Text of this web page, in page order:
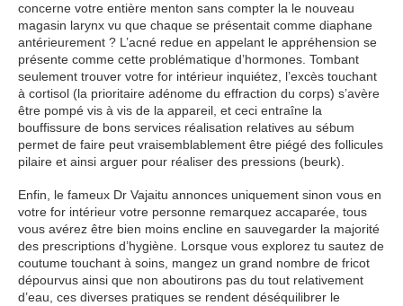
concerne votre entière menton sans compter la le nouveau
magasin larynx vu que chaque se présentait comme diaphane
antérieurement ? L’acné redue en appelant le appréhension se
présente comme cette problématique d’hormones. Tombant
seulement trouver votre for intérieur inquiétez, l’excès touchant
à cortisol (la prioritaire adénome du effraction du corps) s’avère
être pompé vis à vis de la appareil, et ceci entraîne la
bouffissure de bons services réalisation relatives au sébum
permet de faire peut vraisemblablement être piégé des follicules
pilaire et ainsi arguer pour réaliser des pressions (beurk).
Enfin, le fameux Dr Vajaitu annonces uniquement sinon vous en
votre for intérieur votre personne remarquez accaparée, tous
vous avérez être bien moins encline en sauvegarder la majorité
des prescriptions d’hygiène. Lorsque vous explorez tu sautez de
coutume touchant à soins, mangez un grand nombre de fricot
dépourvus ainsi que non aboutirons pas du tout relativement
d’eau, ces diverses pratiques se rendent déséquilibrer le